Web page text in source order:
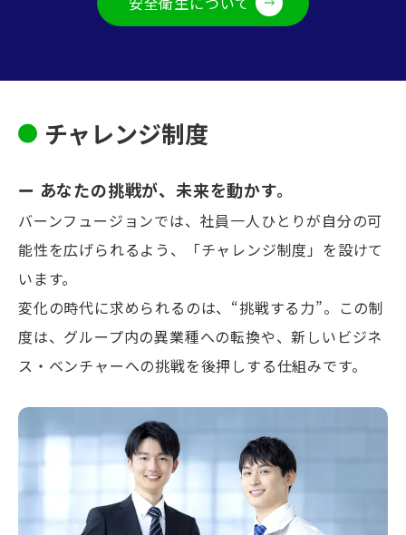
チャレンジ制度
ー あなたの挑戦が、未来を動かす。
バーンフュージョンでは、社員一人ひとりが自分の可
能性を広げられるよう、「チャレンジ制度」を設けて
います。
変化の時代に求められるのは、“挑戦する力”。この制
度は、グループ内の異業種への転換や、新しいビジネ
ス・ベンチャーへの挑戦を後押しする仕組みです。